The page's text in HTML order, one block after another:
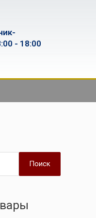
- 18:00
Поиск